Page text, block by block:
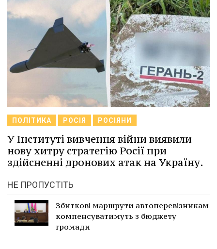
ПОЛІТИКА РОСІЯ РОСІЯНИ
У Інституті вивчення війни виявили
нову хитру стратегію Росії при
здійсненні дронових атак на Україну.
НЕ ПРОПУСТІТЬ
Збиткові маршрути автоперевізникам
компенсуватимуть з бюджету
громади